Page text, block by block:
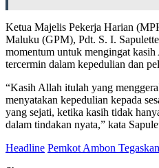
Ketua Majelis Pekerja Harian
Maluku (GPM), Pdt. S. I.
momentum untuk mengingat
tercermin dalam kepedulian dan
“Kasih Allah itulah yang
menyatakan kepedulian kepada
yang sejati, ketika kasih tidak
dalam tindakan nyata,” kata
Headline Pemkot Ambon